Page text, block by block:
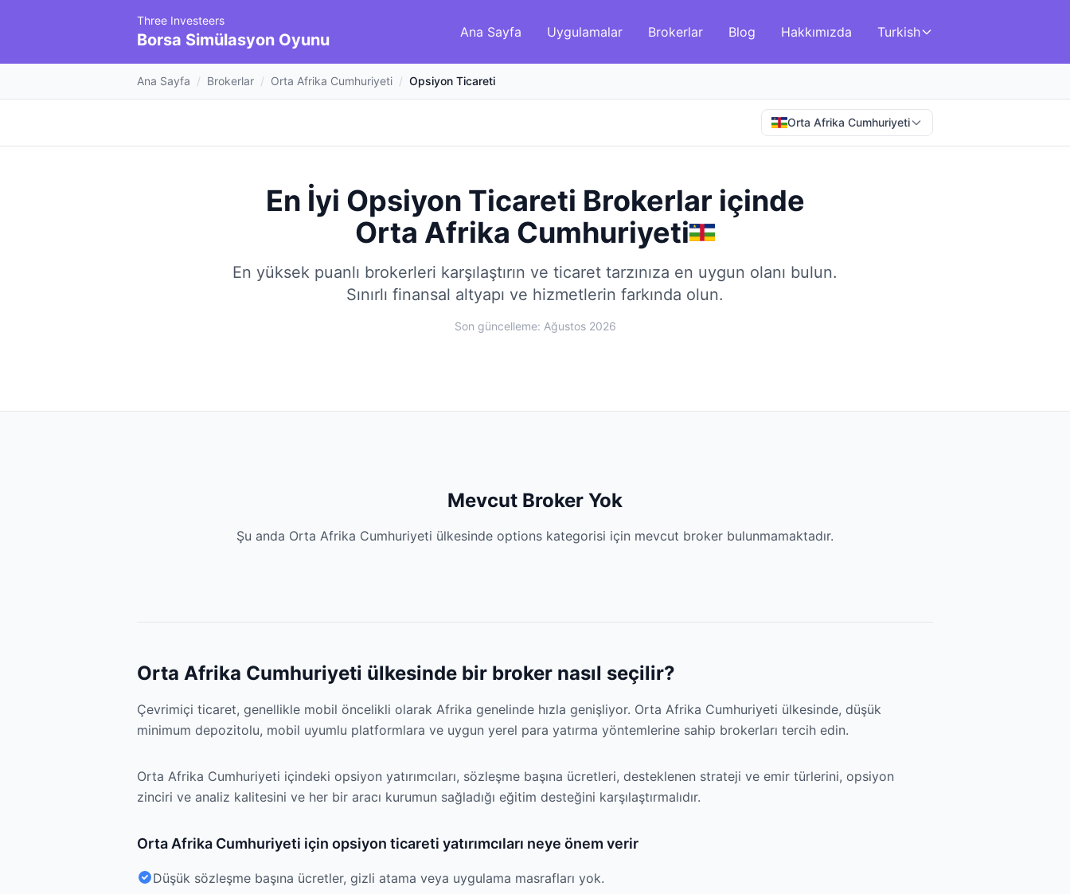
Three Investeers
Borsa Simülasyon Oyunu Ana Sayfa Uygulamalar Brokerlar Blog Hakkımızda Turkish
Ana Sayfa / Brokerlar / Orta Afrika Cumhuriyeti / Opsiyon Ticareti
Orta Afrika Cumhuriyeti
En İyi Opsiyon Ticareti Brokerlar içinde
Orta Afrika Cumhuriyeti
En yüksek puanlı brokerleri karşılaştırın ve ticaret tarzınıza en uygun olanı bulun.
Sınırlı finansal altyapı ve hizmetlerin farkında olun.
Son güncelleme: Ağustos 2026
Mevcut Broker Yok
Şu anda Orta Afrika Cumhuriyeti ülkesinde options kategorisi için mevcut broker bulunmamaktadır.
Orta Afrika Cumhuriyeti ülkesinde bir broker nasıl seçilir?
Çevrimiçi ticaret, genellikle mobil öncelikli olarak Afrika genelinde hızla genişliyor. Orta Afrika Cumhuriyeti ülkesinde, düşük
minimum depozitolu, mobil uyumlu platformlara ve uygun yerel para yatırma yöntemlerine sahip brokerları tercih edin.
Orta Afrika Cumhuriyeti içindeki opsiyon yatırımcıları, sözleşme başına ücretleri, desteklenen strateji ve emir türlerini, opsiyon
zinciri ve analiz kalitesini ve her bir aracı kurumun sağladığı eğitim desteğini karşılaştırmalıdır.
Orta Afrika Cumhuriyeti için opsiyon ticareti yatırımcıları neye önem verir
Düşük sözleşme başına ücretler, gizli atama veya uygulama masrafları yok.